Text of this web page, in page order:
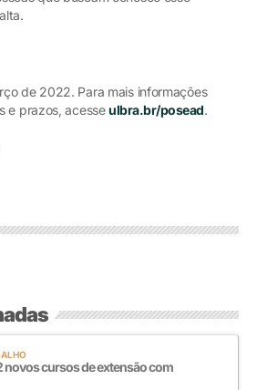
de 2022. Para mais informações
e prazos, acesseulbra.br/posead.
novos cursos de extensão com